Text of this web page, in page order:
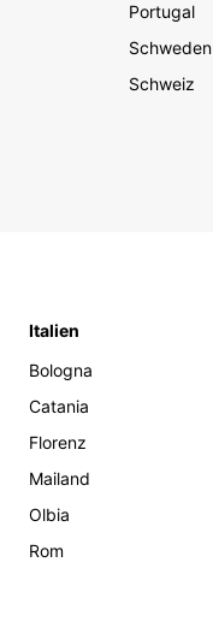
Portugal
Schweden
Schweiz
Italien
Bologna
Catania
Florenz
Mailand
Olbia
Rom